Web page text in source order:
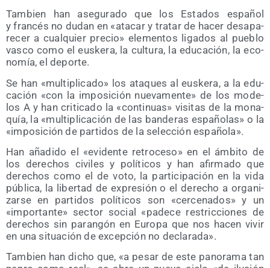
Tam­bien han ase­gu­ra­do que los Esta­dos espa­ñol
y fran­cés no dudan en «ata­car y tra­tar de hacer des­apa­
re­cer a cual­quier pre­cio» ele­men­tos liga­dos al pue­blo
vas­co como el eus­ke­ra, la cul­tu­ra, la edu­ca­ción, la eco­
no­mía, el deporte.
Se han «mul­ti­pli­ca­do» los ata­ques al eus­ke­ra, a la edu­
ca­ción «con la impo­si­ción nue­va­men­te» de los mode­
los A y han cri­ti­ca­do la «con­ti­nuas» visi­tas de la mona­
quía, la «mul­ti­pli­ca­ción de las ban­de­ras espa­ño­las» o la
«impo­si­ción de par­ti­dos de la selec­ción española».
Han aña­di­do el «evi­den­te retro­ce­so» en el ámbi­to de
los dere­chos civi­les y polí­ti­cos y han afir­ma­do que
dere­chos como el de voto, la par­ti­ci­pa­ción en la vida
públi­ca, la liber­tad de expre­sión o el dere­cho a orga­ni­
zar­se en par­ti­dos polí­ti­cos son «cer­ce­na­dos» y un
«impor­tan­te» sec­tor social «pade­ce res­tric­cio­nes de
dere­chos sin paran­gón en Euro­pa que nos hacen vivir
en una situa­ción de excep­ción no declarada».
Tam­bien han dicho que, «a pesar de este pano­ra­ma tan